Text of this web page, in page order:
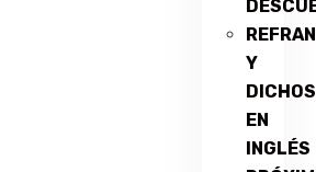
Y
DICHOS
EN
INGLÉS